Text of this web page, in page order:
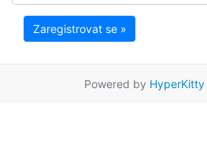
Zaregistrovat se »
Powered by HyperKitty